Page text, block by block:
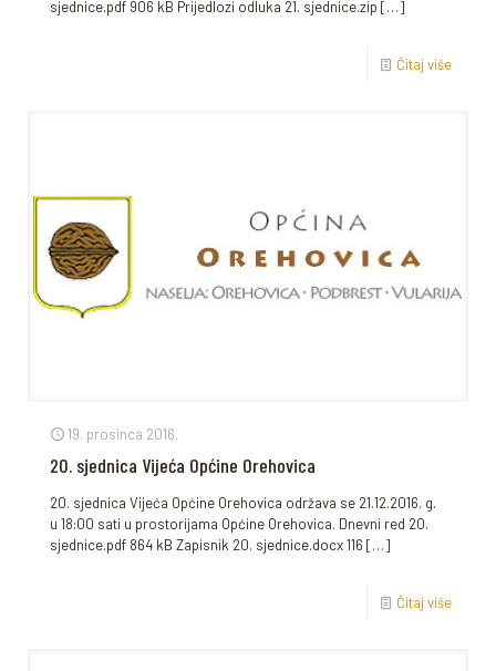
sjednice.pdf 906 kB Prijedlozi odluka 21. sjednice.zip […]
Čitaj više
19. prosinca 2016.
20. sjednica Vijeća Općine Orehovica
20. sjednica Vijeća Općine Orehovica održava se 21.12.2016. g.
u 18:00 sati u prostorijama Općine Orehovica. Dnevni red 20.
sjednice.pdf 864 kB Zapisnik 20. sjednice.docx 116 […]
Čitaj više